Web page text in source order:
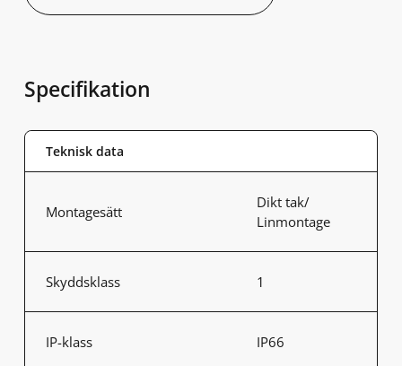
Specifikation
Teknisk data
Montagesätt
Dikt tak/
Linmontage
Skyddsklass 1
IP-klass IP66